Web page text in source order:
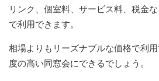
リンク、個室料、サービス料、税金
で利用できます。
相場よりもリーズナブルな価格で利
度の高い同窓会にできるでしょう。